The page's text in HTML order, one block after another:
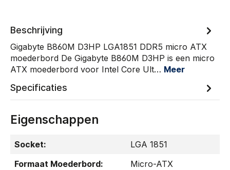
Beschrijving
Gigabyte B860M D3HP LGA1851 DDR5 micro ATX
moederbord De Gigabyte B860M D3HP is een micro
ATX moederbord voor Intel Core Ult… Meer
Specificaties
Eigenschappen
Socket:
LGA 1851
Formaat Moederbord:
Micro-ATX